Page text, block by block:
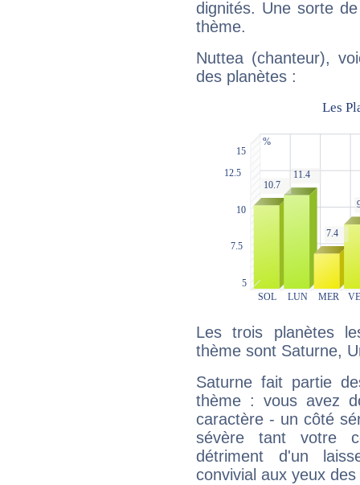
dignités. Une sorte
thème.
Nuttea (chanteur),
des planètes :
Les trois planètes
thème sont Saturne,
Saturne fait partie
thème : vous avez
caractère - un côté
sévère tant votre
détriment d'un
convivial aux yeux